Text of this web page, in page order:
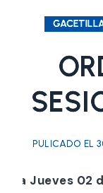
PULICADO EL
Día Jueves 02